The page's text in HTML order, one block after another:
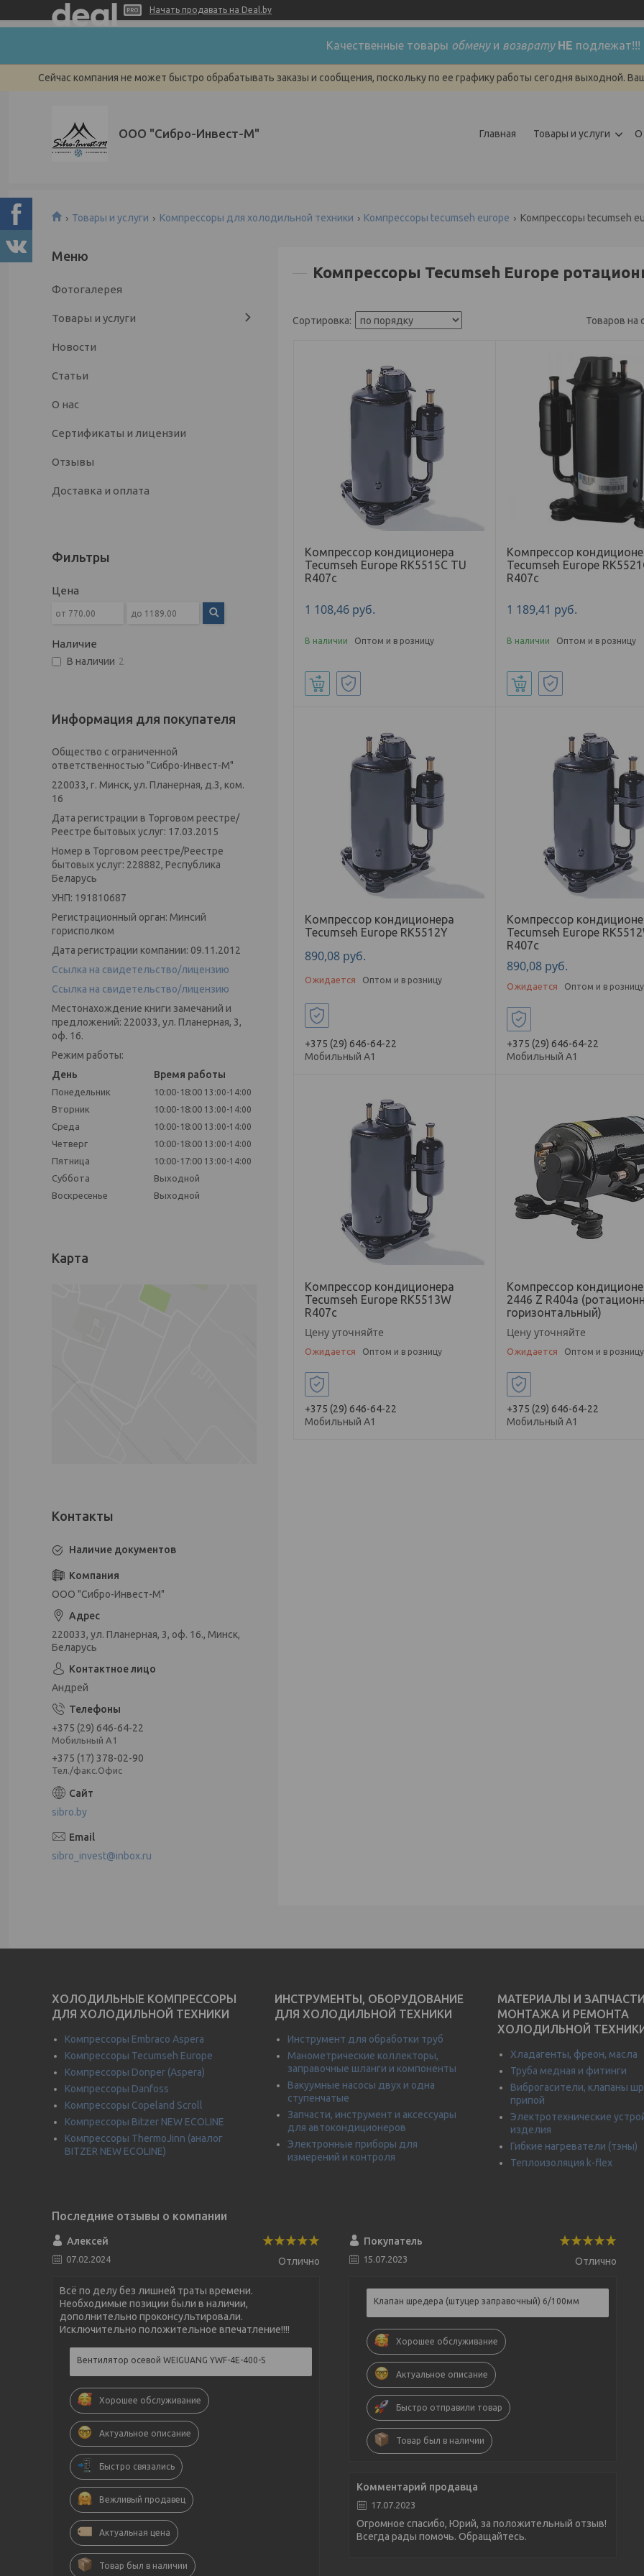
Начать продавать на Deal.by
Качественные товары обменуи возврату НЕ подлежат!!!
Сейчас компания не может быстро обрабатывать заказы и сообщения, поскольку по ее графику работы сегодня выходной.
ООО "Сибро-Инвест-М" Главная Товары и услуги О
Товары и услуги Компрессоры для холодильной техники Компрессоры tecumseh europe Компрессоры tecumseh
Компрессоры Tecumseh Europe
Компрессор кондиционера
Tecumseh Europe RK5515C TU
R407с
1 108,46 руб.
В наличии Оптом и в розницу
Купить
Компрессор
Tecumseh Europe
R407с
1 189,41 руб.
В наличии Оптом и в розницу
Купить
Компрессор кондиционера
Tecumseh Europe RK5512Y
890,08 руб.
Ожидается Оптом и в розницу
+375 (29) 646-64-22
Мобильный А1
Компрессор
Tecumseh Europe
R407с
890,08 руб.
Ожидается Оптом и в розницу
+375 (29) 646-64-22
Мобильный А1
Компрессор кондиционера
Tecumseh Europe RK5513W
R407с
Цену уточняйте
Ожидается Оптом и в розницу
+375 (29) 646-64-22
Мобильный А1
Компрессор
2446 Z R404a
горизонтальный)
Цену уточняйте
Ожидается Оптом и в розницу
+375 (29) 646-64-22
Мобильный А1
Фотогалерея
Товары и услуги
Новости
Статьи
О нас
Сертификаты и лицензии
Отзывы
Доставка и оплата
Фильтры
Цена
Наличие
В наличии 2
Информация для покупателя
Общество с ограниченной
ответственностью "Сибро-Инвест-М"
220033, г. Минск, ул. Планерная, д.3, ком.
16
Дата регистрации в Торговом реестре/
Реестре бытовых услуг: 17.03.2015
Номер в Торговом реестре/Реестре
бытовых услуг: 228882, Республика
Беларусь
УНП: 191810687
Регистрационный орган: Минсий
горисполком
Дата регистрации компании: 09.11.2012
Ссылка на свидетельство/лицензию
Ссылка на свидетельство/лицензию
Местонахождение книги замечаний и
предложений: 220033, ул. Планерная, 3,
оф. 16.
Режим работы:
День
Время работы
Понедельник 10:00-18:00 13:00-14:00
Вторник 10:00-18:00 13:00-14:00
Среда 10:00-18:00 13:00-14:00
Четверг 10:00-18:00 13:00-14:00
Пятница 10:00-17:00 13:00-14:00
Суббота
Выходной
Воскресенье
Выходной
Карта
Наличие документов
ООО "Сибро-Инвест-М"
220033, ул. Планерная, 3, оф. 16., Минск,
Беларусь
Андрей
+375 (29) 646-64-22
Мобильный А1
+375 (17) 378-02-90
Тел./факс.Офис
sibro.by
sibro_invest@inbox.ru
ХОЛОДИЛЬНЫЕ КОМПРЕССОРЫ
ДЛЯ ХОЛОДИЛЬНОЙ ТЕХНИКИ
Компрессоры Embraco Aspera
Компрессоры Tecumseh Europe
Компрессоры Donper (Aspera)
Компрессоры Danfoss
Компрессоры Copeland Scroll
Компрессоры Bitzer NEW ECOLINE
Компрессоры ThermoJinn (аналог
BITZER NEW ECOLINE)
ИНСТРУМЕНТЫ, ОБОРУДОВАНИЕ
ДЛЯ ХОЛОДИЛЬНОЙ ТЕХНИКИ
Инструмент для обработки труб
Манометрические коллекторы,
заправочные шланги и компоненты
Вакуумные насосы двух и одна
ступенчатые
Запчасти, инструмент и аксессуары
для автокондиционеров
Электронные приборы для
измерений и контроля
МАТЕРИАЛЫ И
МОНТАЖА И РЕМОНТА
ХОЛОДИЛЬНОЙ
Хладагенты, фреон, масла
Труба медная и фитинги
Виброгасители, клапаны
припой
Электротехнические
изделия
Гибкие нагреватели (тэны)
Теплоизоляция k-flex
Алексей
07.02.2024 Отлично
Всё по делу без лишней траты времени.
Необходимые позиции были в наличии,
дополнительно проконсультировали.
Исключительно положительное впечатление!!!!
Вентилятор осевой WEIGUANG YWF-4E-400-S
Хорошее обслуживание
Актуальное описание
Быстро связались
Вежливый продавец
Актуальная цена
Товар был в наличии
Покупатель
15.07.2023 Отлично
Клапан шредера (штуцер заправочный) 6/100мм
Хорошее обслуживание
Актуальное описание
Быстро отправили товар
Товар был в наличии
Комментарий продавца
17.07.2023
Огромное спасибо, Юрий, за положительный отзыв!
Всегда рады помочь. Обращайтесь.